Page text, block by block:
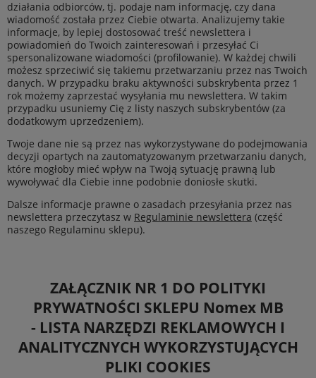
działania odbiorców, tj. podaje nam informację, czy dana
wiadomość została przez Ciebie otwarta. Analizujemy takie
informacje, by lepiej dostosować treść newslettera i
powiadomień do Twoich zainteresowań i przesyłać Ci
spersonalizowane wiadomości (profilowanie). W każdej chwili
możesz sprzeciwić się takiemu przetwarzaniu przez nas Twoich
danych. W przypadku braku aktywności subskrybenta przez 1
rok możemy zaprzestać wysyłania mu newslettera. W takim
przypadku usuniemy Cię z listy naszych subskrybentów (za
dodatkowym uprzedzeniem).
Twoje dane nie są przez nas wykorzystywane do podejmowania
decyzji opartych na zautomatyzowanym przetwarzaniu danych,
które mogłoby mieć wpływ na Twoją sytuację prawną lub
wywoływać dla Ciebie inne podobnie doniosłe skutki.
Dalsze informacje prawne o zasadach przesyłania przez nas
newslettera przeczytasz w Regulaminie newslettera (część
naszego Regulaminu sklepu).
ZAŁĄCZNIK NR 1 DO POLITYKI
PRYWATNOŚCI SKLEPU Nomex MB
- LISTA NARZĘDZI REKLAMOWYCH I
ANALITYCZNYCH WYKORZYSTUJĄCYCH
PLIKI COOKIES